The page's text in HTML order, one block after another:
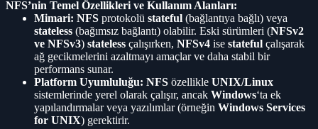
NFS’nin Temel Özellikleri ve Kullanım Alanları:
Mimari: NFS protokolü stateful (bağlantıya bağlı) veya
stateless (bağımsız bağlantı) olabilir. Eski sürümleri (NFSv2
ve NFSv3) stateless çalışırken, NFSv4 ise stateful çalışarak
ağ gecikmelerini azaltmayı amaçlar ve daha stabil bir
performans sunar.
Platform Uyumluluğu: NFS özellikle UNIX/Linux
sistemlerinde yerel olarak çalışır, ancak Windows‘ta ek
yapılandırmalar veya yazılımlar (örneğin Windows Services
for UNIX) gerektirir.